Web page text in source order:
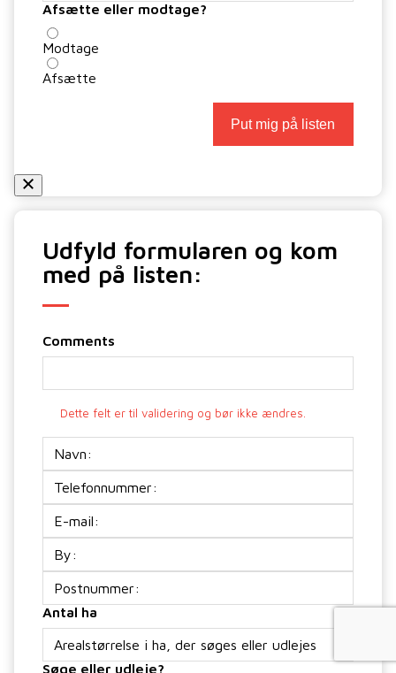
Afsætte eller modtage?
Modtage
Afsætte
Put mig på listen
Udfyld formularen og kom
med på listen:
Comments
Dette felt er til validering og bør ikke ændres.
mail(Påkrævet)
Antal ha
Søge eller udleje?